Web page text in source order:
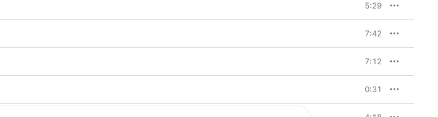
5:29
7:42
7:12
0:31